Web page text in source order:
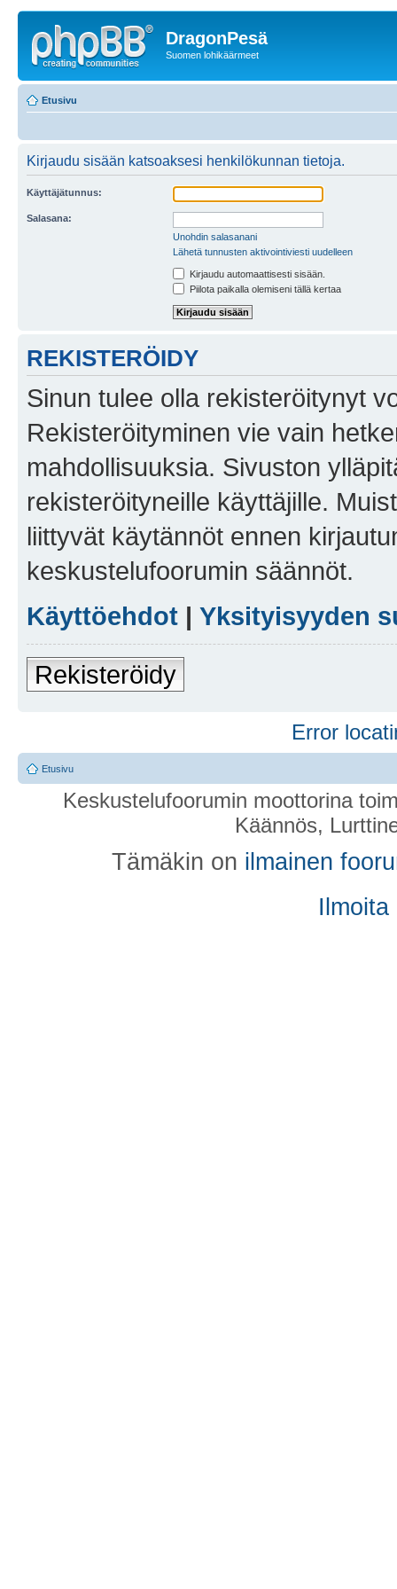
DragonPesä
Suomen lohikäärmeet
Etusivu
Kirjaudu sisään katsoaksesi henkilökunnan tietoja.
Käyttäjätunnus:
Salasana:
Unohdin salasanani
Lähetä tunnusten aktivointiviesti uudelleen
Kirjaudu automaattisesti sisään.
Piilota paikalla olemiseni tällä kertaa
REKISTERÖIDY
Sinun tulee olla rekisteröitynyt
Rekisteröityminen vie vain
mahdollisuuksia. Sivuston
rekisteröityneille käyttäjille.
liittyvät käytännöt ennen
keskustelufoorumin säännöt.
Käyttöehdot | Yksityisyyden
Rekisteröidy
Error
Etusivu
Keskustelufoorumin moottorina
Käännös,
Tämäkin on ilmainen